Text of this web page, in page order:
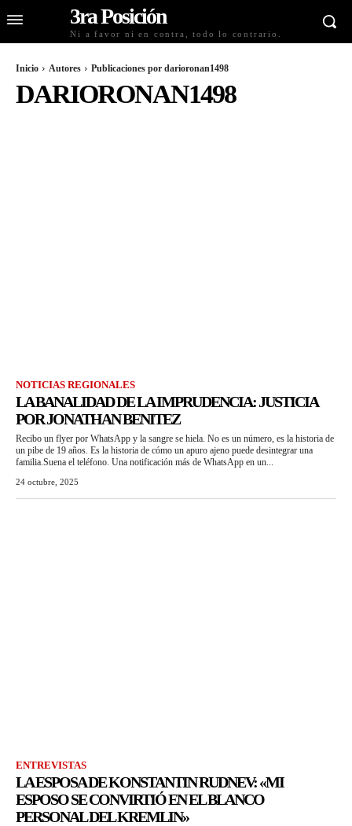
3ra Posición
Ni a favor ni en contra, todo lo contrario.
Inicio Autores Publicaciones por darioronan1498
DARIORONAN1498
NOTICIAS REGIONALES
LA BANALIDAD DE LA IMPRUDENCIA: JUSTICIA
POR JONATHAN BENITEZ
Recibo un flyer por WhatsApp y la sangre se hiela. No es un número, es la historia de
un pibe de 19 años. Es la historia de cómo un apuro ajeno puede desintegrar una
familia.Suena el teléfono. Una notificación más de WhatsApp en un...
24 octubre, 2025
ENTREVISTAS
LA ESPOSA DE KONSTANTIN RUDNEV: «MI
ESPOSO SE CONVIRTIÓ EN EL BLANCO
PERSONAL DEL KREMLIN»